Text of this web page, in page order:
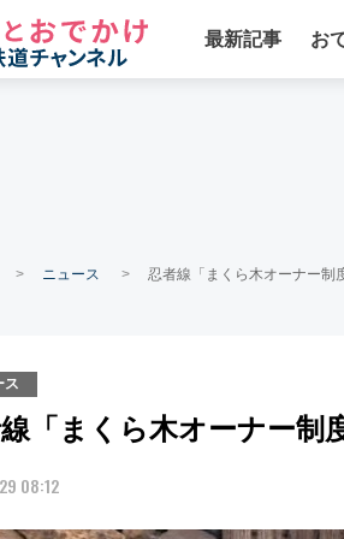
最新記事 お
ニュース 忍者線「まくら木オーナー
ス
「まくら木オーナー
08:12